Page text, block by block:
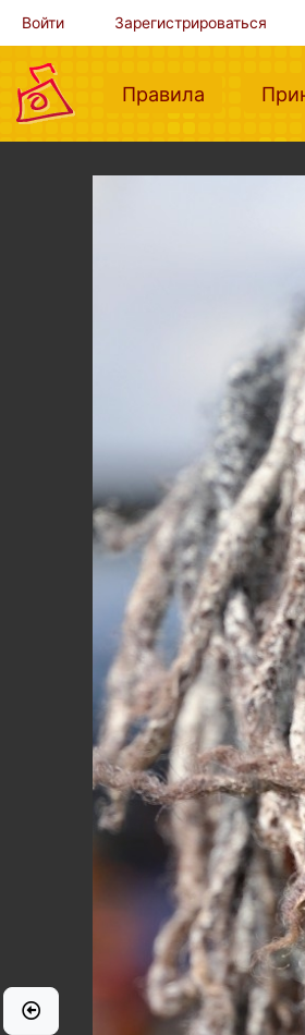
Войти Зарегистрироваться
Правила (current)